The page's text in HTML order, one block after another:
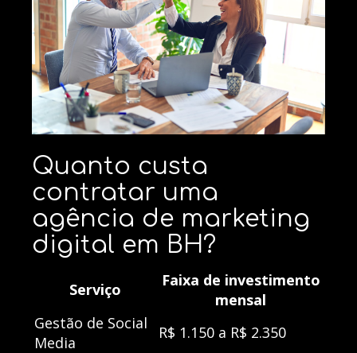
Quanto custa
contratar uma
agência de marketing
digital em BH?
Serviço
Faixa de investimento
mensal
Gestão de Social
Media
R$ 1.150 a R$ 2.350